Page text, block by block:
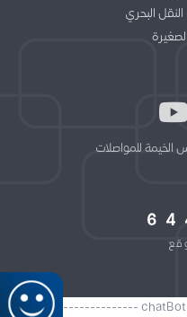
البحري
//------------------------------------- chatBot -------------------------